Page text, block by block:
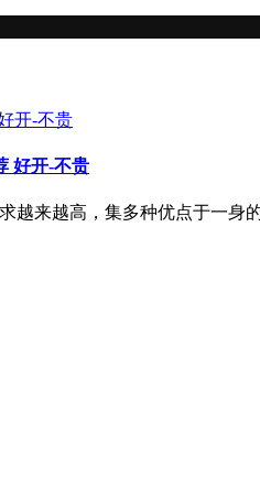
好开-不贵
越来越高，集多种优点于一身